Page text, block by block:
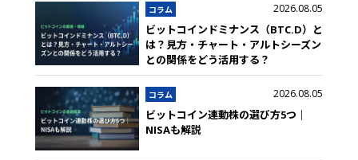
コラム 2026.08.05
ビットコインドミナンス（BTC.D）と
は？見方・チャート・アルトシーズン
との関係をどう活用する？
コラム 2026.08.05
ビットコイン連動株の選び方5つ｜
NISAも解説